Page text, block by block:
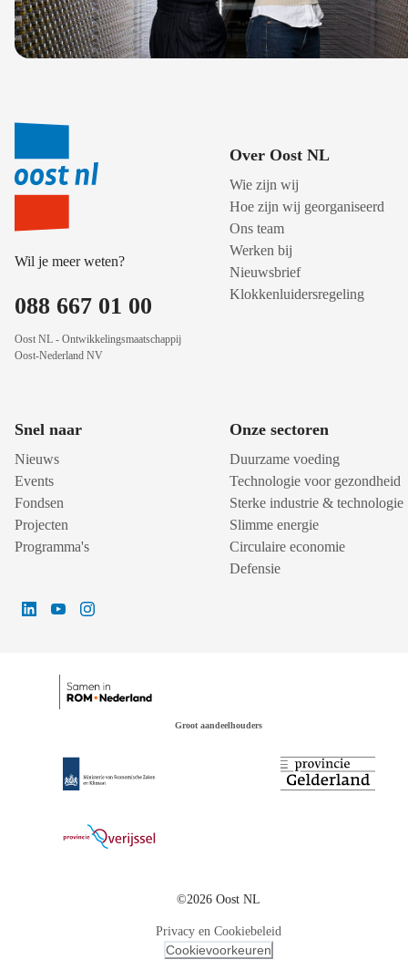
Wil je meer weten?
088 667 01 00
Oost NL - Ontwikkelingsmaatschappij
Oost-Nederland NV
Over Oost NL
Wie zijn wij
Hoe zijn wij georganiseerd
Ons team
Werken bij
Nieuwsbrief
Klokkenluidersregeling
Snel naar
Nieuws
Events
Fondsen
Projecten
Programma's
Onze sectoren
Duurzame voeding
Technologie voor gezondheid
Sterke industrie & technologie
Slimme energie
Circulaire economie
Defensie
Groot aandeelhouders
©2026 Oost NL
Privacy en Cookiebeleid
Cookievoorkeuren